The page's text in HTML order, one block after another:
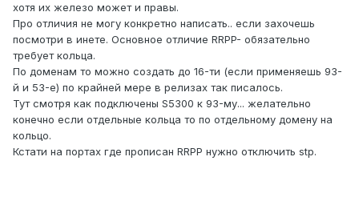
хотя их железо может и правы.
Про отличия не могу конкретно написать.. если захочешь
посмотри в инете. Основное отличие RRPP- обязательно
требует кольца.
По доменам то можно создать до 16-ти (если применяешь 93-
й и 53-е) по крайней мере в релизах так писалось.
Тут смотря как подключены S5300 к 93-му... желательно
конечно если отдельные кольца то по отдельному домену на
кольцо.
Кстати на портах где прописан RRPP нужно отключить stp.